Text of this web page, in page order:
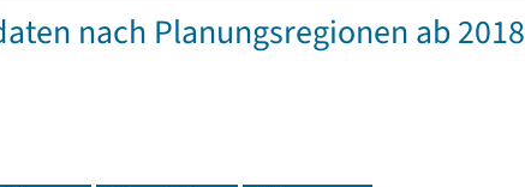
nach Planungsregionen ab 2018